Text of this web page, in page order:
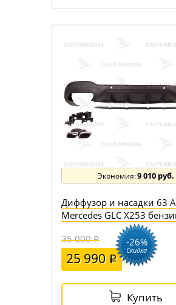
9 010 руб.
Диффузор и насадки 63
Mercedes GLC X253
35 000
25 990
-26%
Скидка
Купить